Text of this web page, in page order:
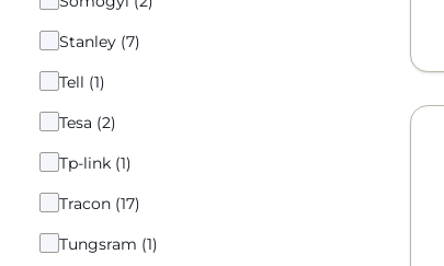
Stanley (7)
Tell (1)
Tesa (2)
Tp-link (1)
Tracon (17)
Tungsram (1)